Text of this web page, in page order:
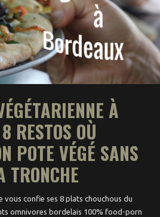
Trips sans voiture
À
RESTOS OÙ
POTE VÉGÉ SANS
TRONCHE
vous confie ses 8 plats chouchous du
omnivores bordelais 100% food-porn